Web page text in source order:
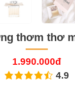
thơm thơ
1.990.000đ
4.9